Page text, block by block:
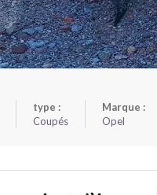
type :
Coupés
Marque :
Opel